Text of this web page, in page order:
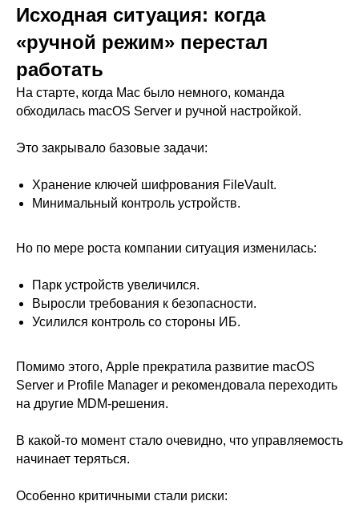
Исходная ситуация: когда
«ручной режим» перестал
работать
На старте, когда Mac было немного, команда
обходилась macOS Server и ручной настройкой.
Это закрывало базовые задачи:
Хранение ключей шифрования FileVault.
Минимальный контроль устройств.
Но по мере роста компании ситуация изменилась:
Парк устройств увеличился.
Выросли требования к безопасности.
Усилился контроль со стороны ИБ.
Помимо этого, Apple прекратила развитие macOS
Server и Profile Manager и рекомендовала переходить
на другие MDM-решения.
В какой-то момент стало очевидно, что управляемость
начинает теряться.
Особенно критичными стали риски: